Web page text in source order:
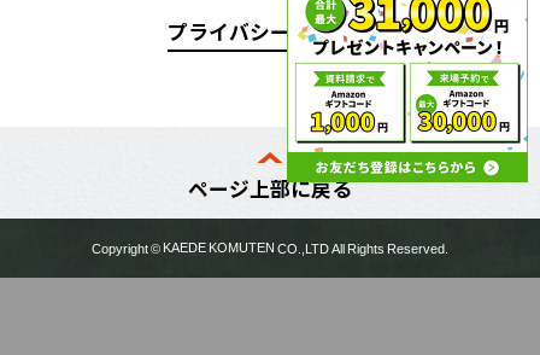
プライバシーポリシー
ページ上部に戻る
Copyright ©KAEDE KOMUTENCO.,LTD All Rights Reserved.